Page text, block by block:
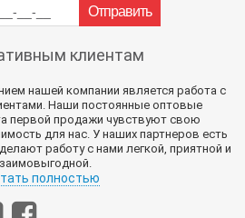
клиентам
нашей компании является работа с
Наши постоянные оптовые
первой продажи чувствуют свою
для нас. У наших партнеров есть
работу с нами легкой, приятной и
полностью